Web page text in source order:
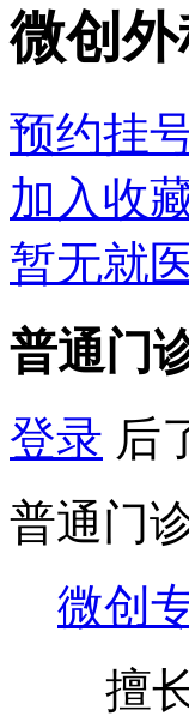
微创
预约挂
加入收
暂无就
普通门
登录 后
普通门
微创
擅